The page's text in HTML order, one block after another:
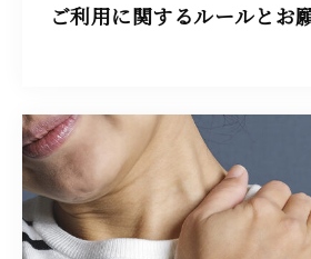
ご利用に関するルールとお